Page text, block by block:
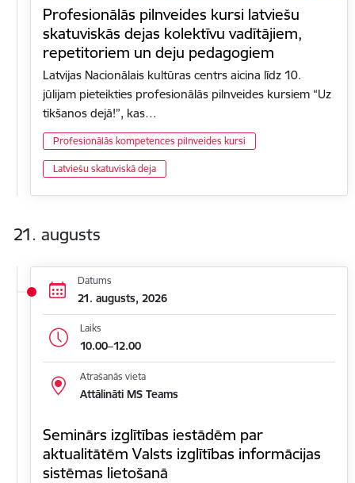
Profesionālās pilnveides kursi latviešu
skatuviskās dejas kolektīvu vadītājiem,
repetitoriem un deju pedagogiem
Latvijas Nacionālais kultūras centrs aicina līdz 10.
jūlijam pieteikties profesionālās pilnveides kursiem “Uz
tikšanos dejā!”, kas…
Profesionālās kompetences pilnveides kursi
Latviešu skatuviskā deja
21. augusts
Datums
21. augusts, 2026
Laiks
10.00–12.00
Atrašanās vieta
Attālināti MS Teams
Seminārs izglītības iestādēm par
aktualitātēm Valsts izglītības informācijas
sistēmas lietošanā